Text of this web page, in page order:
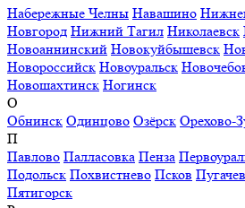
Набережные Челны Навашино
Новгород Нижний Тагил Николаевск
Новоаннинский Новокуйбышевск
Новороссийск Новоуральск
Новошахтинск Ногинск
О
Обнинск Одинцово Озёрск Орехово-
П
Павлово Палласовка Пенза
Подольск Похвистнево Псков Пугачев
Пятигорск